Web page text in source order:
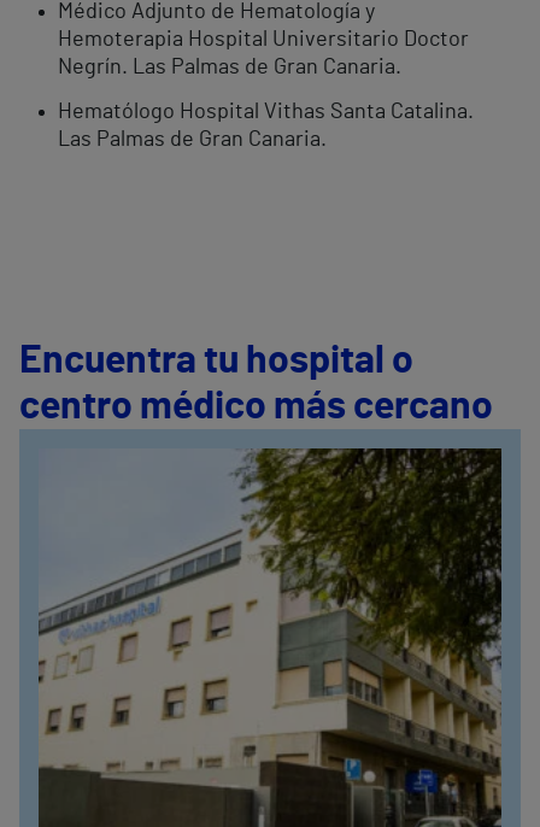
Médico Adjunto de Hematología y
Hemoterapia Hospital Universitario Doctor
Negrín. Las Palmas de Gran Canaria.
Hematólogo Hospital Vithas Santa Catalina.
Las Palmas de Gran Canaria.
Encuentra tu hospital o
centro médico más cercano